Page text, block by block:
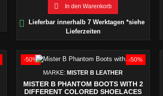
 In den Warenkorb

Lieferbar innerhalb 7 Werktagen *siehe
Lieferzeiten
-50%
-50%
MARKE:MISTER B LEATHER
MISTER B PHANTOM BOOTS WITH 2
DIFFERENT COLORED SHOELACES